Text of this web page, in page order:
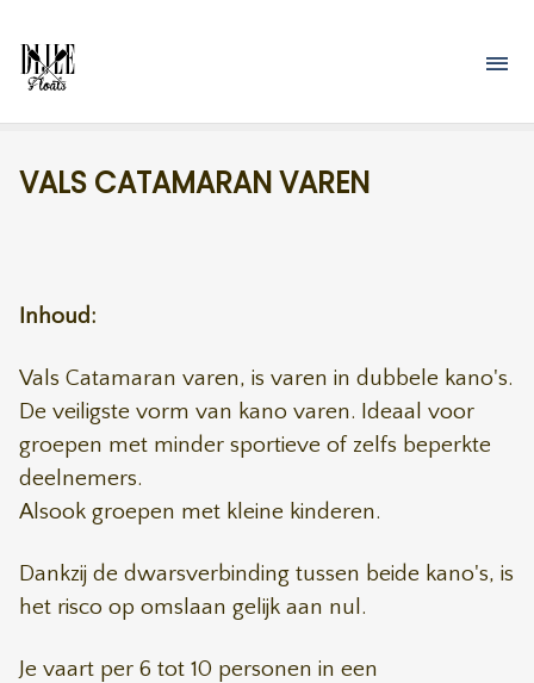
VALS CATAMARAN VAREN
Inhoud:
Vals Catamaran varen, is varen in dubbele kano's.
De veiligste vorm van kano varen. Ideaal voor
groepen met minder sportieve of zelfs beperkte
deelnemers.
Alsook groepen met kleine kinderen.
Dankzij de dwarsverbinding tussen beide kano's, is
het risco op omslaan gelijk aan nul.
Je vaart per 6 tot 10 personen in een